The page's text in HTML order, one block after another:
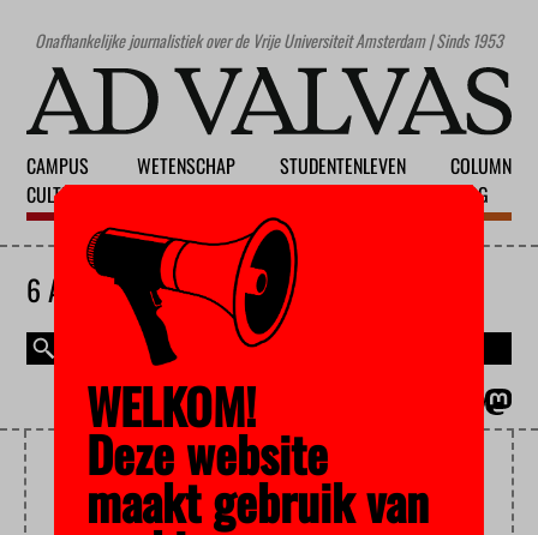
Onafhankelijke journalistiek over de Vrije Universiteit Amsterdam | Sinds 1953
CAMPUS
CULTUUR
WETENSCHAP
STUDENTENLEVEN
COLUMN
BLOG
6 AUGUSTUS 2026
UITGAAN
WELKOM!
Deze website
maakt gebruik van